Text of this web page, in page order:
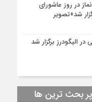
در روز عاشورای
شد+تصویر
الیگودرز برگزار شد
پر بحث ترین ها